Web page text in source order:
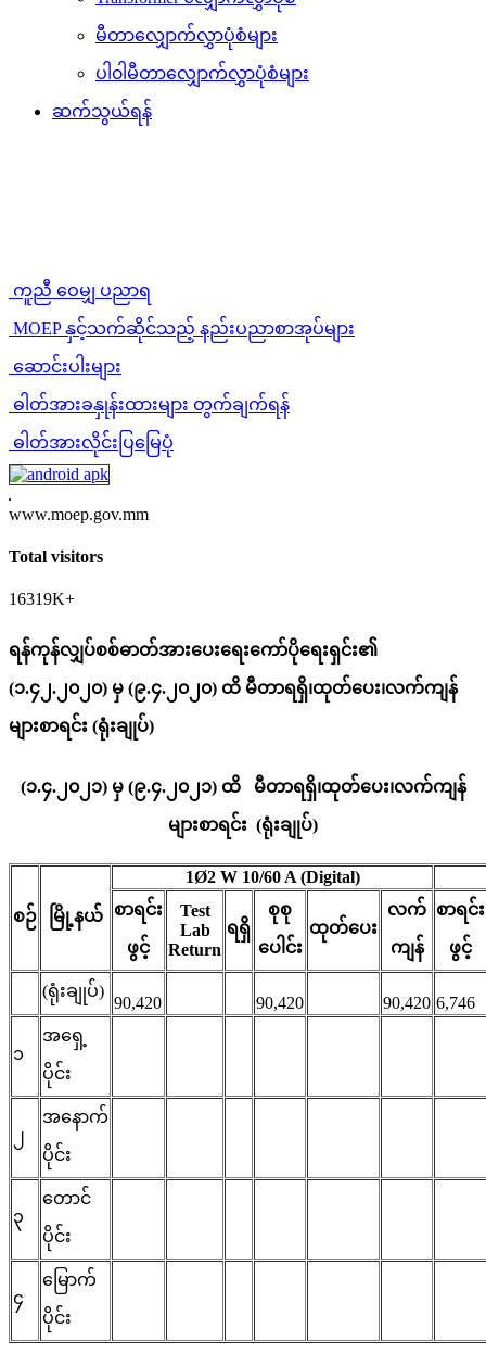
မီတာလျှောက်လွှာပုံစံများ
ပါ၀ါမီတာလျှောက်လွှာပုံစံများ
ဆက်သွယ်ရန်
ကူညီ ဝေမျှ ပညာရ
MOEP နှင့်သက်ဆိုင်သည့် နည်းပညာစာအုပ်များ
ဆောင်းပါးများ
ဓါတ်အားခနှုန်းထားများ တွက်ချက်ရန်
ဓါတ်အားလိုင်းပြမြေပုံ
www.moep.gov.mm
Total visitors
16319K+
ရန်ကုန်လျှပ်စစ်ဓာတ်အားပေးရေးကော်ပိုရေးရှင်း၏
(၁.၄၂.၂၀၂၀) မှ (၉.၄.၂၀၂၀) ထိ မီတာရရှိ၊ထုတ်ပေး၊လက်ကျန်
များစာရင်း (ရုံးချုပ်)
(၁.၄.၂၀၂၁) မှ (၉.၄.၂၀၂၁) ထိ မီတာရရှိ၊ထုတ်ပေး၊လက်ကျန်
များစာရင်း (ရုံးချုပ်)
စဉ် မြို့နယ်
1Ø2 W 10/60 A (Digital)
စာရင်း
ဖွင့်
Test
Lab
Return
ရရှိ
စုစု
ပေါင်း
ထုတ်ပေး
လက်
ကျန်
စာရင်း
ဖွင့်
(ရုံးချုပ်)
90,420 90,420 90,420 6,746
၁
အရှေ့
ပိုင်း
၂
အနောက်
ပိုင်း
၃
တောင်
ပိုင်း
၄
မြောက်
ပိုင်း